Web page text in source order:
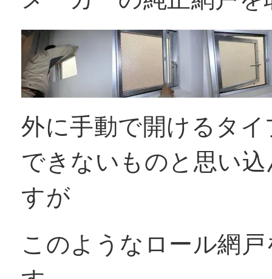
外に手動で開けるタ
できないものと思い
すが
このようなロール網